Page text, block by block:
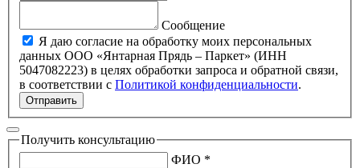
Сообщение
Я даю согласие на обработку моих персональных
данных ООО «Янтарная Прядь – Паркет» (ИНН
5047082223) в целях обработки запроса и обратной связи,
в соответствии с Политикой конфиденциальности.
Отправить
Получить консультацию
ФИО *